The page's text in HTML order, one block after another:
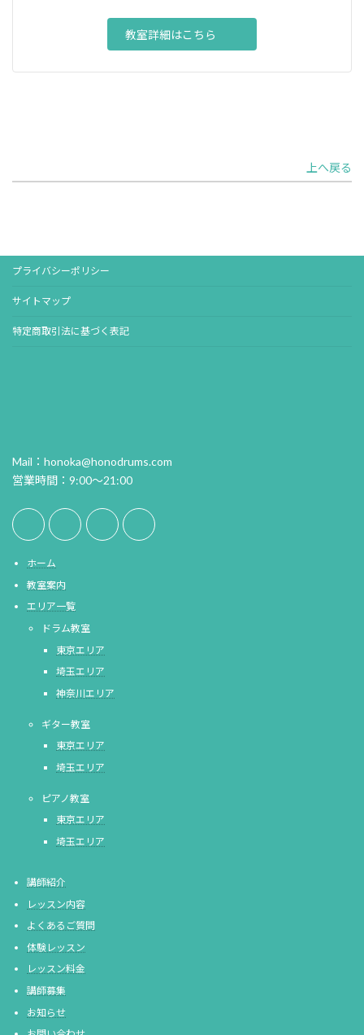
教室詳細はこちら
上へ戻る
プライバシーポリシー
サイトマップ
特定商取引法に基づく表記
Mail：honoka@honodrums.com
営業時間：9:00～21:00
ホーム
教室案内
エリア一覧
ドラム教室
東京エリア
埼玉エリア
神奈川エリア
ギター教室
東京エリア
埼玉エリア
ピアノ教室
東京エリア
埼玉エリア
講師紹介
レッスン内容
よくあるご質問
体験レッスン
レッスン料金
講師募集
お知らせ